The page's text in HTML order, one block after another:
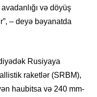
və döyüş
– deyə bəyanatda
Rusiyaya
raketlər (SRBM),
haubitsa və 240 mm-